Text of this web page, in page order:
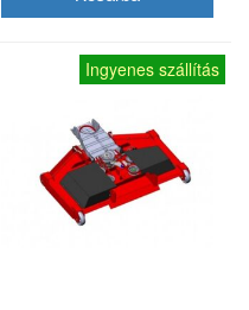
Ingyenes szállítás